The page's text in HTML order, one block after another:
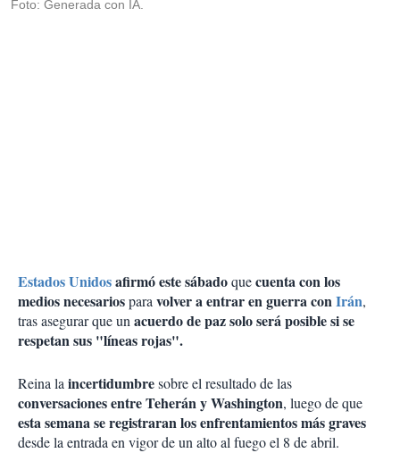
Foto: Generada con IA.
Estados Unidosafirmó este sábadoquecuenta con los
medios necesariosparavolver a entrar en guerra conIrán,
tras asegurar que unacuerdo de paz solo será posible si se
respetan sus "líneas rojas".
Reina laincertidumbresobre el resultado de las
conversaciones entre Teherán y Washington, luego de que
estasemana se registraran los enfrentamientos más graves
desde la entrada en vigor de un alto al fuego el 8 de abril.